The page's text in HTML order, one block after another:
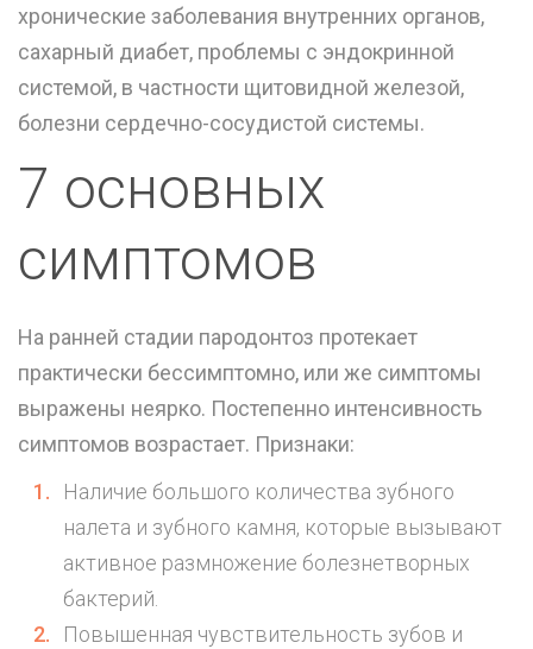
хронические заболевания внутренних органов,
сахарный диабет, проблемы с эндокринной
системой, в частности щитовидной железой,
болезни сердечно-сосудистой системы.
7 основных
симптомов
На ранней стадии пародонтоз протекает
практически бессимптомно, или же симптомы
выражены неярко. Постепенно интенсивность
симптомов возрастает. Признаки:
Наличие большого количества зубного
налета и зубного камня, которые вызывают
активное размножение болезнетворных
бактерий.
Повышенная чувствительность зубов и